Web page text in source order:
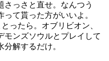
さっさと直せ。なんつう
て貰った方がいいよ。
ったら。オブリビオン、
モンズソウルとプレイして
解するだけ。